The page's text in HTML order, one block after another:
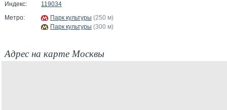
Индекс:
119034
Метро:
Парк культуры (250 м)
Парк культуры (300 м)
Адрес на карте Москвы